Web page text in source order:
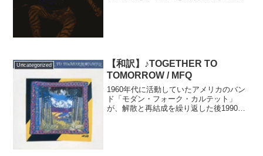
Uncategorized
【和訳】♪TOGETHER TO
TOMORROW / MFQ
1960年代に活動していたアメリカのバン
ド「モダン・フォーク・カルテット」
が、解散と再結成を繰り返した後1990年